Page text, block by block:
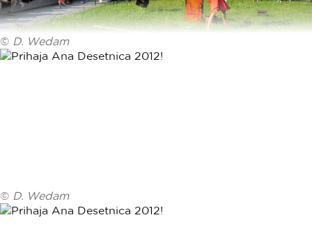
© D. Wedam
© D. Wedam